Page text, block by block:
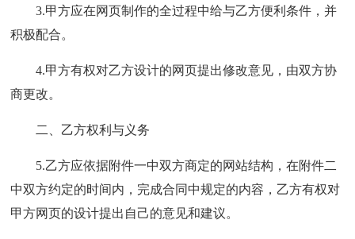
3.甲方应在网页制作的全过程中给与乙方便利条件，并
积极配合。
4.甲方有权对乙方设计的网页提出修改意见，由双方协
商更改。
二、乙方权利与义务
5.乙方应依据附件一中双方商定的网站结构，在附件二
中双方约定的时间内，完成合同中规定的内容，乙方有权对
甲方网页的设计提出自己的意见和建议。